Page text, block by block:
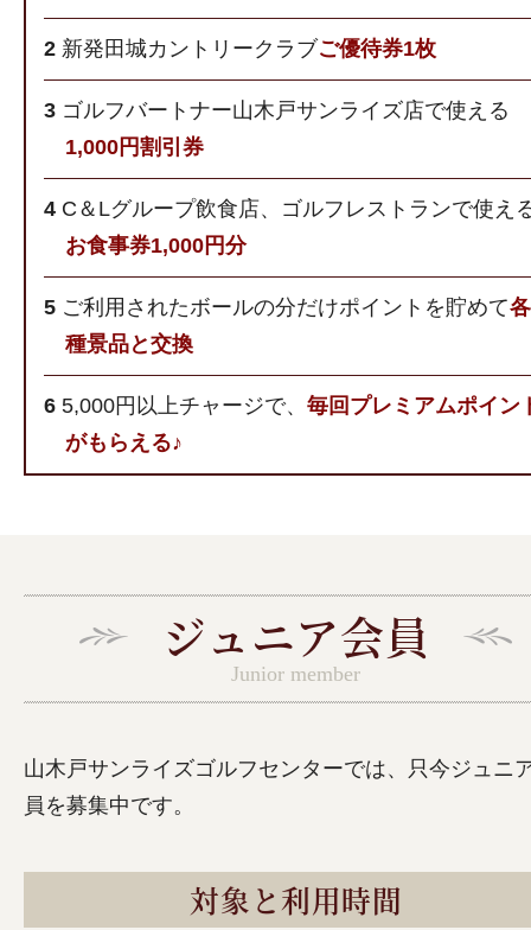
2 新発田城カントリークラブご優待券1枚
3 ゴルフバートナー山木戸サンライズ店で使える
1,000円割引券
4 C＆Lグループ飲食店、ゴルフレストランで使え
お食事券1,000円分
5 ご利用されたボールの分だけポイントを貯めて各
種景品と交換
6 5,000円以上チャージで、 毎回プレミアムポイン
がもらえる♪
ジュニア会員
Junior member
山木戸サンライズゴルフセンターでは、只今ジュニ
員を募集中です。
対象と利用時間